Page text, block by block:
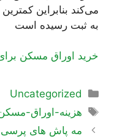
می‌کند بنابراین
به ثبت رسیده است
خرید اوراق مسکن
دسته‌ها
Uncategorized
برچسب‌ها
هزینه-اوراق-
ناوبریمه پاش های